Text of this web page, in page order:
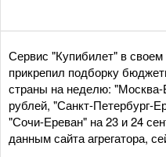
Сервис "Купибилет" в своем
прикрепил подборку
страны на неделю: "Москва-
рублей, "Санкт-Петербург-
"Сочи-Ереван" на 23 и 24
данным сайта агрегатора,